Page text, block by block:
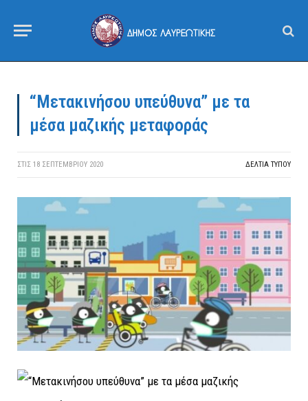
“Μετακινήσου υπεύθυνα” με τα
μέσα μαζικής μεταφοράς
ΣΤΙΣ 18 ΣΕΠΤΕΜΒΡΊΟΥ 2020 ΔΕΛΤΙΑ ΤΥΠΟΥ